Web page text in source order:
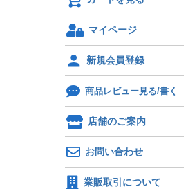
マイページ
新規会員登録
商品レビュー見る/書く
店舗のご案内
お問い合わせ
業販取引について